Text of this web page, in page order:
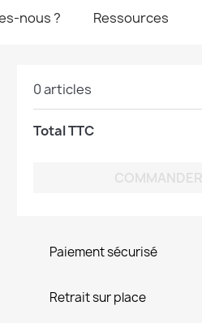
nous ? Ressources
0 articles
Total TTC
COMMANDER
Paiement sécurisé
Retrait sur place